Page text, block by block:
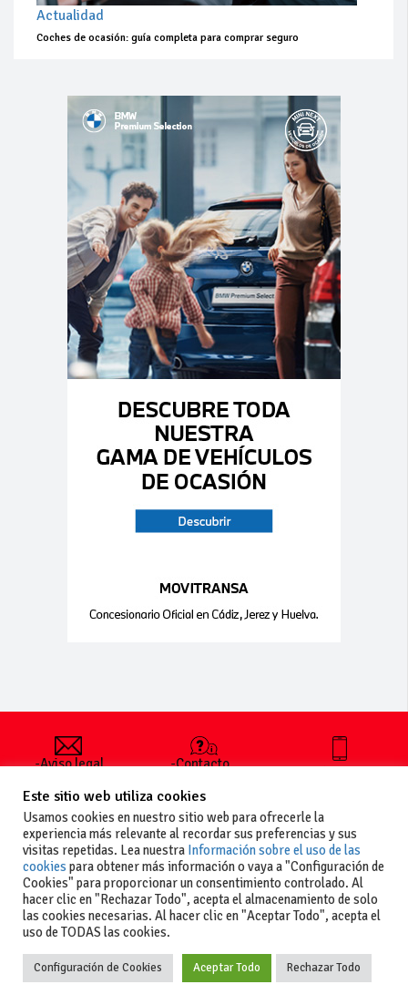
Actualidad
Coches de ocasión: guía completa para comprar seguro
-Aviso legal
generales
de uso
-Política de
privacidad
-Política de
cookies
-Contacto
publicar un
anuncio
-Vende+
+34 627 35
Copyright La guia del motor
Este sitio web utiliza cookies
Usamos cookies en nuestro sitio web para ofrecerle la
experiencia más relevante al recordar sus preferencias y sus
visitas repetidas. Lea nuestra Información sobre el uso de las
cookies para obtener más información o vaya a "Configuración de
Cookies" para proporcionar un consentimiento controlado. Al
hacer clic en "Rechazar Todo", acepta el almacenamiento de solo
las cookies necesarias. Al hacer clic en "Aceptar Todo", acepta el
uso de TODAS las cookies.
Configuración de Cookies Aceptar Todo Rechazar Todo